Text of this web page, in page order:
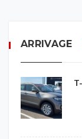
ARRIVAGE